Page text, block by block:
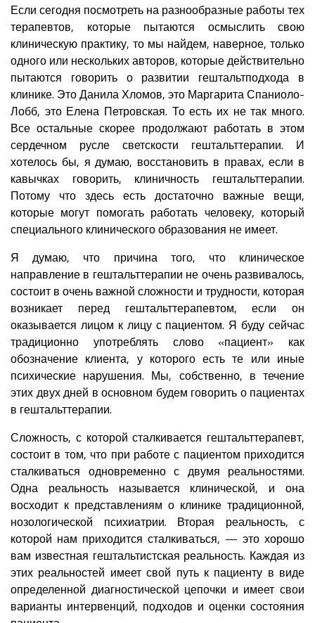
Если сегодня посмотреть на разнообразные работы тех
терапевтов, которые пытаются осмыслить свою
клиническую практику, то мы найдем, наверное, только
одного или нескольких авторов, которые действительно
пытаются говорить о развитии гештальтподхода в
клинике. Это Данила Хломов, это Маргарита Спаниоло-
Лобб, это Елена Петровская. То есть их не так много.
Все остальные скорее продолжают работать в этом
сердечном русле светскости гештальттерапии. И
хотелось бы, я думаю, восстановить в правах, если в
кавычках говорить, клиничность гештальттерапии.
Потому что здесь есть достаточно важные вещи,
которые могут помогать работать человеку, который
специального клинического образования не имеет.
Я думаю, что причина того, что клиническое
направление в гештальттерапии не очень развивалось,
состоит в очень важной сложности и трудности, которая
возникает перед гештальттерапевтом, если он
оказывается лицом к лицу с пациентом. Я буду сейчас
традиционно употреблять слово «пациент» как
обозначение клиента, у которого есть те или иные
психические нарушения. Мы, собственно, в течение
этих двух дней в основном будем говорить о пациентах
в гештальттерапии.
Сложность, с которой сталкивается гештальттерапевт,
состоит в том, что при работе с пациентом приходится
сталкиваться одновременно с двумя реальностями.
Одна реальность называется клинической, и она
восходит к представлениям о клинике традиционной,
нозологической психиатрии. Вторая реальность, с
которой нам приходится сталкиваться, — это хорошо
вам известная гештальтистская реальность. Каждая из
этих реальностей имеет свой путь к пациенту в виде
определенной диагностической цепочки и имеет свои
варианты интервенций, подходов и оценки состояния